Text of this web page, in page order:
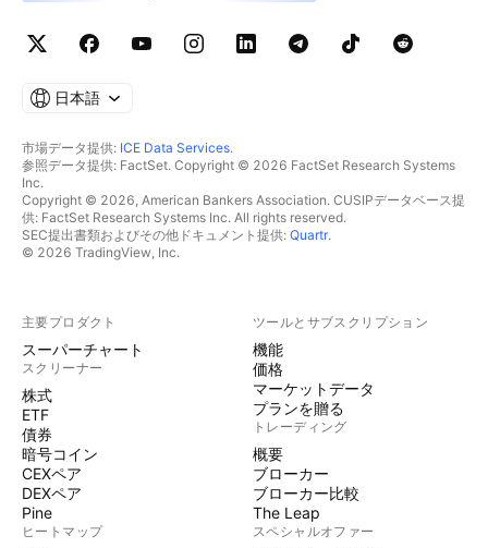
日本語
市場データ提供: ICE Data Services.
参照データ提供: FactSet. Copyright © 2026 FactSet Research Systems
Inc.
Copyright © 2026, American Bankers Association. CUSIPデータベース提
供: FactSet Research Systems Inc. All rights reserved.
SEC提出書類およびその他ドキュメント提供: Quartr.
© 2026 TradingView, Inc.
主要プロダクト
スーパーチャート
スクリーナー
株式
ETF
債券
暗号コイン
CEXペア
DEXペア
Pine
ヒートマップ
ツールとサブスクリプション
機能
価格
マーケットデータ
プランを贈る
トレーディング
概要
ブローカー
ブローカー比較
The Leap
スペシャルオファー